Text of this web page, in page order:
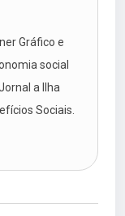
Gráfico e
social
a Ilha
Sociais.